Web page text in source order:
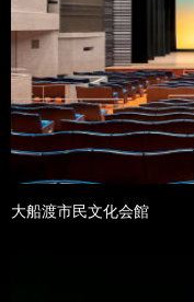
大船渡市民文化会館